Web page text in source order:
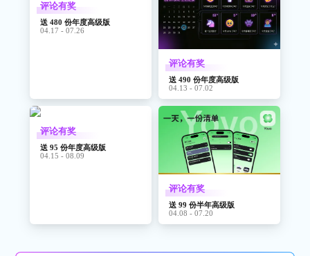
评论有奖
送 480 份年度高级版
04.17 - 07.26
评论有奖
送 490 份年度高级版
04.13 - 07.02
评论有奖
送 95 份年度高级版
04.15 - 08.09
评论有奖
送 99 份半年高级版
04.08 - 07.20